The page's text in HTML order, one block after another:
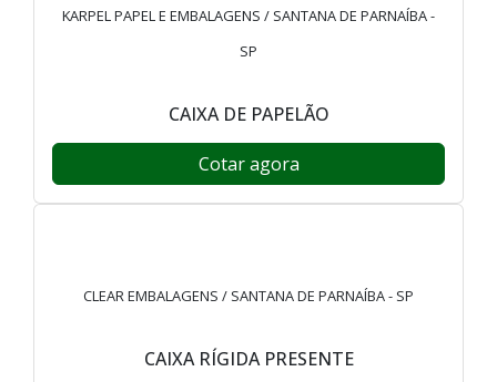
KARPEL PAPEL E EMBALAGENS / SANTANA DE PARNAÍBA -
SP
CAIXA DE PAPELÃO
Cotar agora
CLEAR EMBALAGENS / SANTANA DE PARNAÍBA - SP
CAIXA RÍGIDA PRESENTE